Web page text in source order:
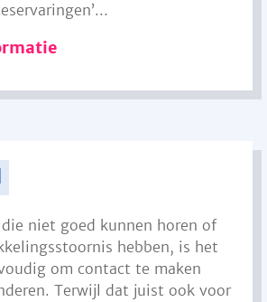
niet goed kunnen horen of
hebben, is het
om contact te maken
Terwijl dat juist ook voor